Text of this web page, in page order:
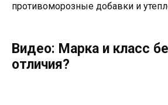
противоморозные добавки и
Видео: Марка и класс
отличия?